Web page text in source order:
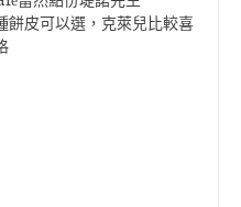
餅皮可以選，克萊兒比較喜